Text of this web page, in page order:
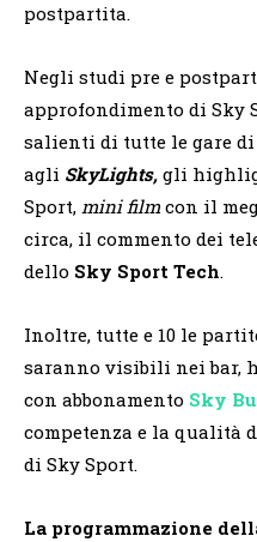
postpartita.
Negli studi pre e
approfondimento di Sky
salienti di tutte le gare di
agli SkyLights, gli
Sport, mini film con il
circa, il commento dei
dello Sky Sport Tech.
Inoltre, tutte e 10 le
saranno visibili nei bar,
con abbonamento Sky
competenza e la qualità
di Sky Sport.
La programmazione